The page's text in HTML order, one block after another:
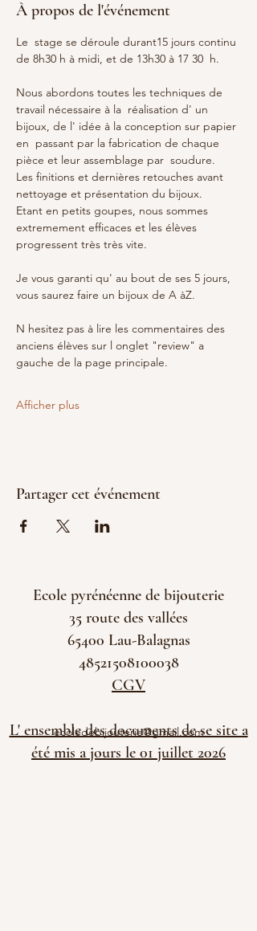
À propos de l'événement
Le  stage se déroule durant15 jours continu
de 8h30 h à midi, et de 13h30 à 17 30  h.
Nous abordons toutes les techniques de
travail nécessaire à la  réalisation d' un
bijoux, de l' idée à la conception sur papier
en  passant par la fabrication de chaque
pièce et leur assemblage par  soudure.
Les finitions et dernières retouches avant
nettoyage et présentation du bijoux.
Etant en petits goupes, nous sommes
extremement efficaces et les élèves
progressent très très vite.
Je vous garanti qu' au bout de ses 5 jours,
vous saurez faire un bijoux de A àZ.
N hesitez pas à lire les commentaires des
anciens élèves sur l onglet "review" a
gauche de la page principale.
Afficher plus
Partager cet événement
Ecole pyrénéenne de bijouterie
35 route des vallées
65400 Lau-Balagnas
48521508100038
CGV
L' ensemble des documents de se site a
été mis a jours le 01 juillet 2026
ecoledebijouterie@gmail.com